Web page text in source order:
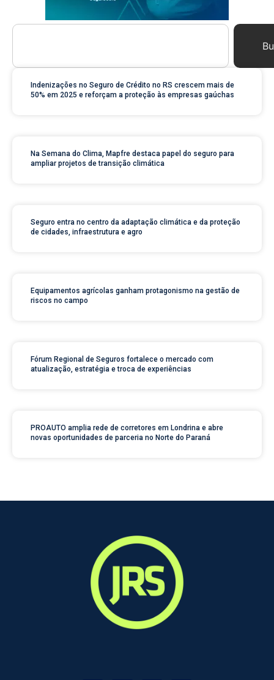
Indenizações no Seguro de Crédito no RS crescem mais de
50% em 2025 e reforçam a proteção às empresas gaúchas
Na Semana do Clima, Mapfre destaca papel do seguro para
ampliar projetos de transição climática
Seguro entra no centro da adaptação climática e da proteção
de cidades, infraestrutura e agro
Equipamentos agrícolas ganham protagonismo na gestão de
riscos no campo
Fórum Regional de Seguros fortalece o mercado com
atualização, estratégia e troca de experiências
PROAUTO amplia rede de corretores em Londrina e abre
novas oportunidades de parceria no Norte do Paraná